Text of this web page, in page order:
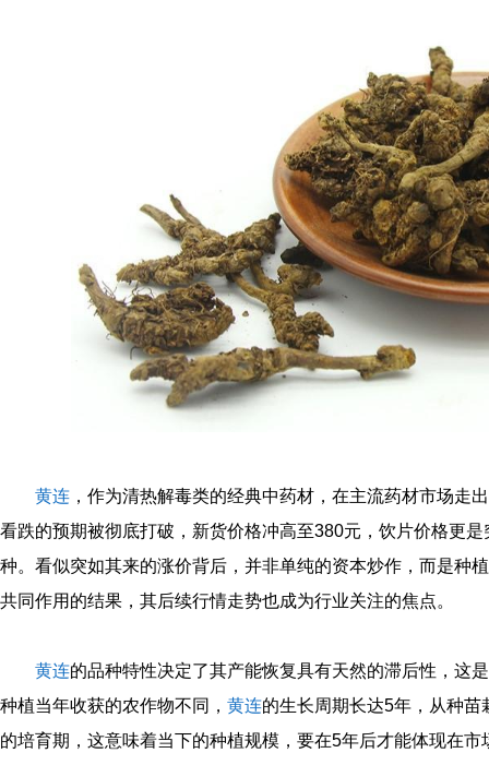
黄连 ，作为清热解毒类的经典中药材，在主流药材市场走
看跌的预期被彻底打破，新货价格冲高至380元，饮片价格更是
种。看似突如其来的涨价背后，并非单纯的资本炒作，而是种
共同作用的结果，其后续行情走势也成为行业关注的焦点。
黄连的品种特性决定了其产能恢复具有天然的滞后性，这
种植当年收获的农作物不同， 黄连的生长周期长达5年，从种
的培育期，这意味着当下的种植规模，要在5年后才能体现在